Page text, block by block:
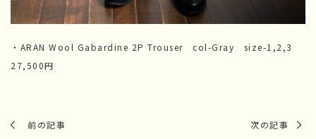
・ARAN Wool Gabardine 2P Trouser col-Gray size-1,2,3
27,500円
前の記事 次の記事